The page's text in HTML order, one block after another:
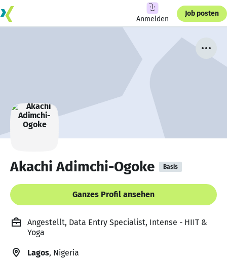
Anmelden
Job posten
Akachi Adimchi-Ogoke Basis
Ganzes Profil ansehen
Angestellt, Data Entry Specialist, Intense - HIIT &
Yoga
Lagos, Nigeria